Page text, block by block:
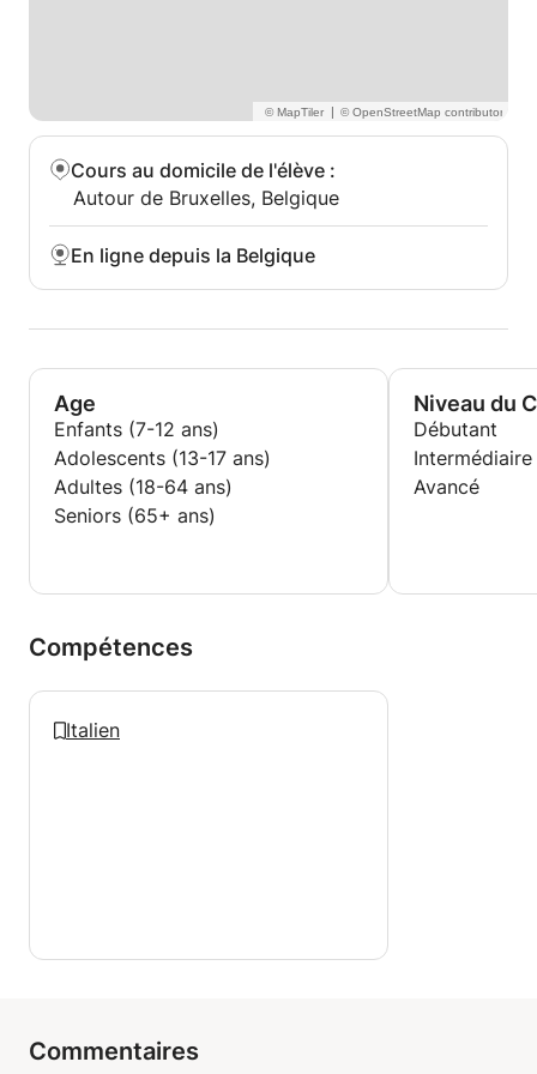
|
Cours au domicile de l'élève :
Autour de Bruxelles, Belgique
En ligne depuis la Belgique
Age
Enfants (7-12 ans)
Adolescents (13-17 ans)
Adultes (18-64 ans)
Seniors (65+ ans)
Niveau du
Débutant
Intermédiaire
Avancé
Compétences
Italien
Commentaires